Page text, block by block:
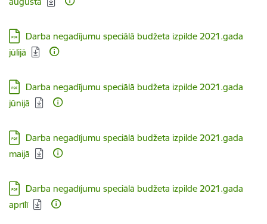
Lejupielādēt:
Darba negadījumu speciālā budžeta izpilde 2021.gada
jūlijā
Lejupielādēt:
Darba negadījumu speciālā budžeta izpilde 2021.gada
jūnijā
Lejupielādēt:
Darba negadījumu speciālā budžeta izpilde 2021.gada
maijā
Lejupielādēt:
Darba negadījumu speciālā budžeta izpilde 2021.gada
aprīlī